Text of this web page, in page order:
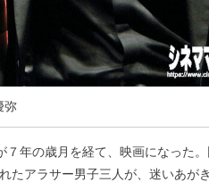
弥
年の歳月を経て、映画になった。
たアラサー男子三人が、迷いあが